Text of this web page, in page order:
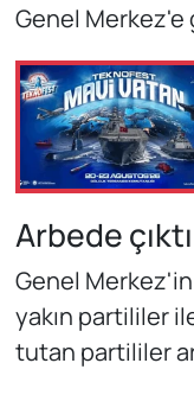
Genel Merkez'e
Arbede çıktı
Genel Merkez'in
yakın partililer
tutan partililer